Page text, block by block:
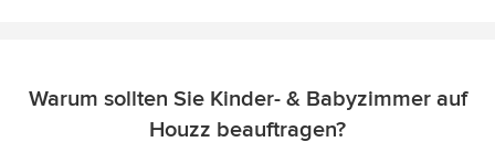
Warum sollten Sie Kinder- & Babyzimmer auf
Houzz beauftragen?